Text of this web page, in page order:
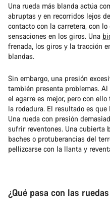
Una rueda más blanda actúa
abruptas y en recorridos lejos
contacto con la carretera, con
sensaciones en los giros. Una
frenada, los giros y la tracción
blandas.
Sin embargo, una presión
también presenta problemas.
el agarre es mejor, pero con
la rodadura. El resultado es
Una rueda con presión
sufrir reventones. Una cubierta
baches o protuberancias del
pellizcarse con la llanta y
¿Qué pasa con las